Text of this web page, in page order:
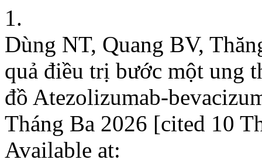
1.
Dùng NT, Quang BV,
quả điều trị bước một ung
đồ Atezolizumab-
Tháng Ba 2026 [cited 10
Available at: